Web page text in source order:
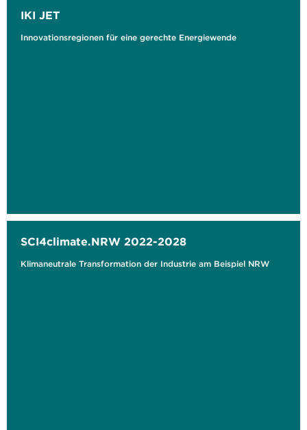
IKI JET
Innovationsregionen für eine gerechte Energiewende
SCI4climate.NRW 2022-2028
Klimaneutrale Transformation der Industrie am Beispiel NRW